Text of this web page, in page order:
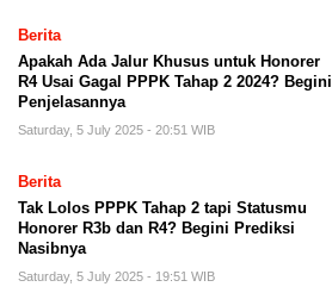
Berita
Apakah Ada Jalur Khusus untuk Honorer
R4 Usai Gagal PPPK Tahap 2 2024? Begini
Penjelasannya
Saturday, 5 July 2025 - 20:51 WIB
Berita
Tak Lolos PPPK Tahap 2 tapi Statusmu
Honorer R3b dan R4? Begini Prediksi
Nasibnya
Saturday, 5 July 2025 - 19:51 WIB